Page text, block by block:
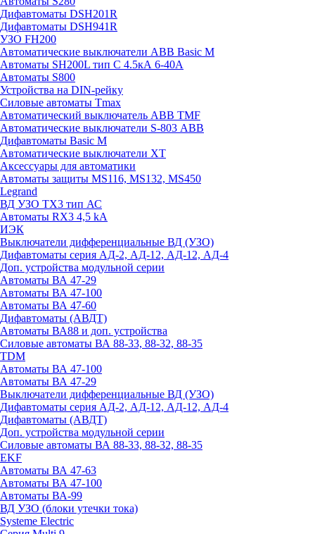
Дифавтоматы DSH201R
Дифавтоматы DSH941R
УЗО FH200
Автоматические выключатели ABB Basic M
Автоматы SH200L тип С 4.5кА 6-40А
Автоматы S800
Устройства на DIN-рейку
Силовые автоматы Tmax
Автоматический выключатель ABB TMF
Автоматические выключатели S-803 АВВ
Дифавтоматы Basic M
Автоматические выключатели XT
Аксессуары для автоматики
Автоматы защиты MS116, MS132, MS450
Legrand
ВД УЗО TX3 тип АС
Автоматы RX3 4,5 kA
ИЭК
Выключатели дифференциальные ВД (УЗО)
Дифавтоматы серия АД-2, АД-12, АД-12, АД-4
Доп. устройства модульной серии
Автоматы ВА 47-29
Автоматы ВА 47-100
Автоматы ВА 47-60
Дифавтоматы (АВДТ)
Автоматы ВА88 и доп. устройства
Силовые автоматы ВА 88-33, 88-32, 88-35
TDM
Автоматы ВА 47-100
Автоматы ВА 47-29
Выключатели дифференциальные ВД (УЗО)
Дифавтоматы серия АД-2, АД-12, АД-12, АД-4
Дифавтоматы (АВДТ)
Доп. устройства модульной серии
Силовые автоматы ВА 88-33, 88-32, 88-35
EKF
Автоматы ВА 47-63
Автоматы ВА 47-100
Автоматы ВА-99
ВД УЗО (блоки утечки тока)
Systeme Electric